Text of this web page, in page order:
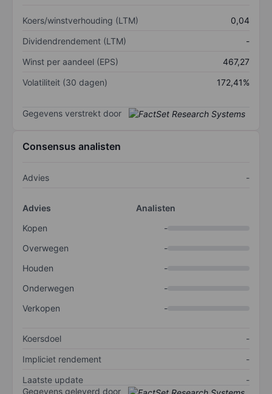
Koers/winstverhouding (LTM)
0,04
Dividendrendement (LTM)
-
Winst per aandeel (EPS)
467,27
Volatiliteit (30 dagen)
172,41%
Gegevens verstrekt door
Consensus analisten
Advies -
Advies
Analisten
Kopen
-
Overwegen
-
Houden
-
Onderwegen
-
Verkopen
-
Koersdoel
-
Impliciet rendement
-
Laatste update
-
Gegevens geleverd door